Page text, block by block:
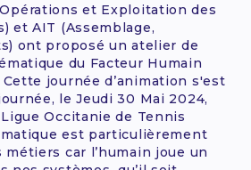
et Exploitation des
et AIT (Assemblage,
ont proposé un atelier de
du Facteur Humain
journée d’animation s'est
le Jeudi 30 Mai 2024,
Occitanie de Tennis
est particulièrement
métiers car l’humain joue un